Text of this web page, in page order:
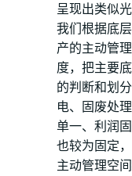
呈现出类似
我们根据底
产的主动管
度，把主要
的判断和划
电、固废处
单一、利润
也较为固定
主动管理空